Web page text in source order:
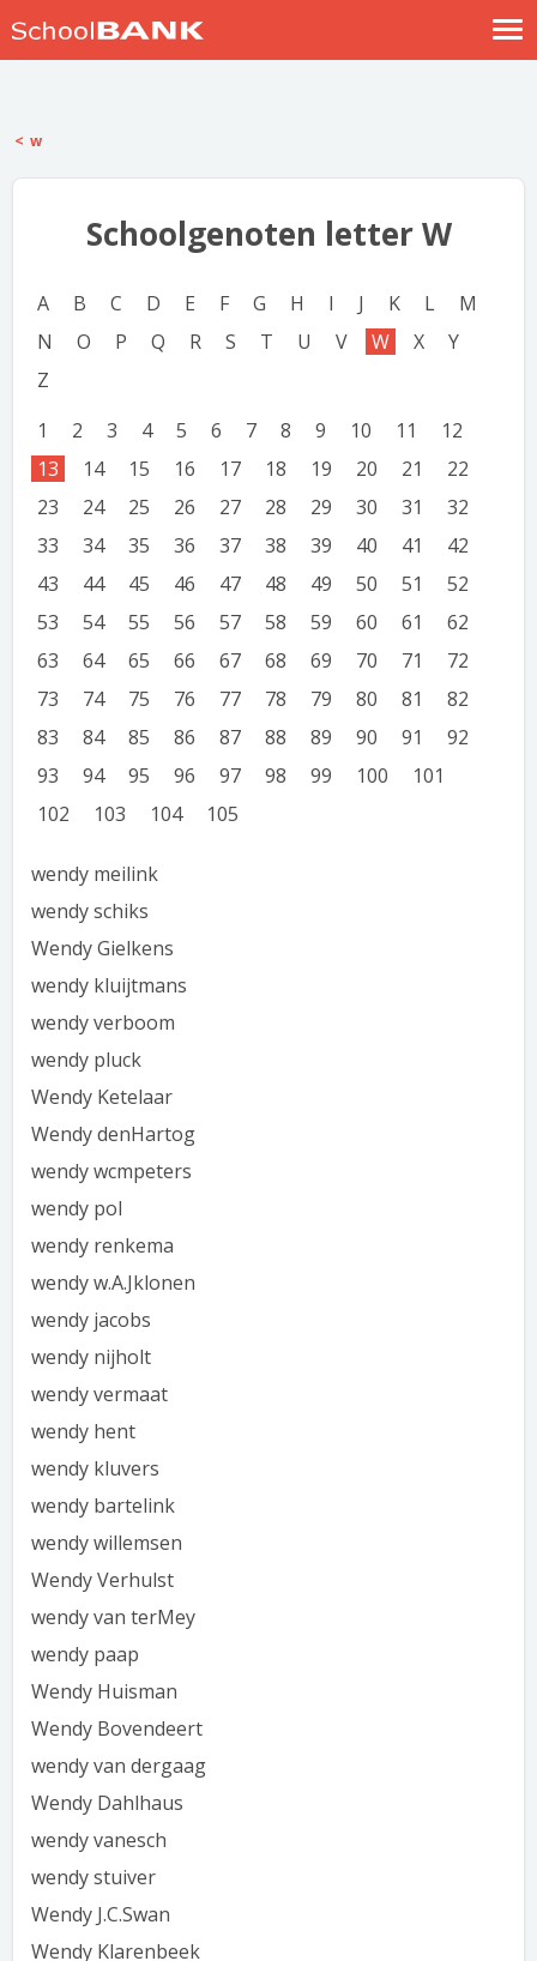
Help
w
Schoolgenoten letter W
A B C D E F G H I J K L
M
N
O P Q R S T U V W X
Y
Z
1
2 3 4 5 6 7 8 9 10 11
12
13
14 15 16 17 18 19 20 21
22
23
24 25 26 27 28 29 30 31
32
33
34 35 36 37 38 39 40 41
42
43
44 45 46 47 48 49 50 51
52
53
54 55 56 57 58 59 60 61
62
63
64 65 66 67 68 69 70 71
72
73
74 75 76 77 78 79 80 81
82
83
84 85 86 87 88 89 90 91
92
93
94 95 96 97 98 99 100
101
102
103 104 105
wendy meilink
wendy schiks
Wendy Gielkens
wendy kluijtmans
wendy verboom
wendy pluck
Wendy Ketelaar
Wendy denHartog
wendy wcmpeters
wendy pol
wendy renkema
wendy w.A.Jklonen
wendy jacobs
wendy nijholt
wendy vermaat
wendy hent
wendy kluvers
wendy bartelink
wendy willemsen
Wendy Verhulst
wendy van terMey
wendy paap
Wendy Huisman
Wendy Bovendeert
wendy van dergaag
Wendy Dahlhaus
wendy vanesch
wendy stuiver
Wendy J.C.Swan
Wendy Klarenbeek